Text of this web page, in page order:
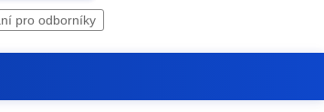
pro odborníky